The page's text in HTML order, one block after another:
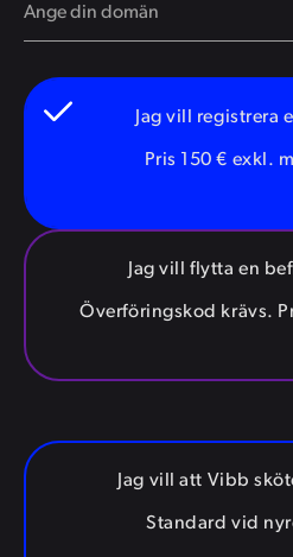
Jag vill registrera
Pris 150 € exkl.
Jag vill flytta en
Överföringskod krävs.
Jag vill att Vibb
Standard vid